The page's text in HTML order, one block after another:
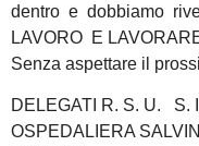
dentro e dobbiamo
LAVORO E
Senza aspettare il
DELEGATI R. S. U. S.
OSPEDALIERA